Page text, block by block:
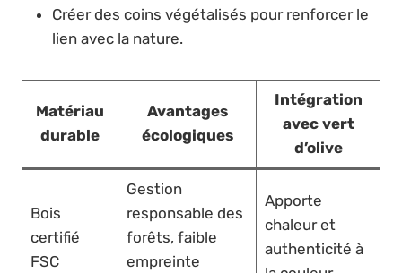
Créer des coins végétalisés pour renforcer le
lien avec la nature.
Matériau
durable
Avantages
écologiques
Intégration
avec vert
d’olive
Bois
certifié
FSC
Gestion
responsable des
forêts, faible
empreinte
Apporte
chaleur et
authenticité à